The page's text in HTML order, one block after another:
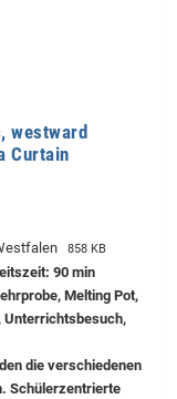
westward
Curtain
858 KB
90 min
Melting Pot,
Unterrichtsbesuch,
die verschiedenen
Schülerzentrierte